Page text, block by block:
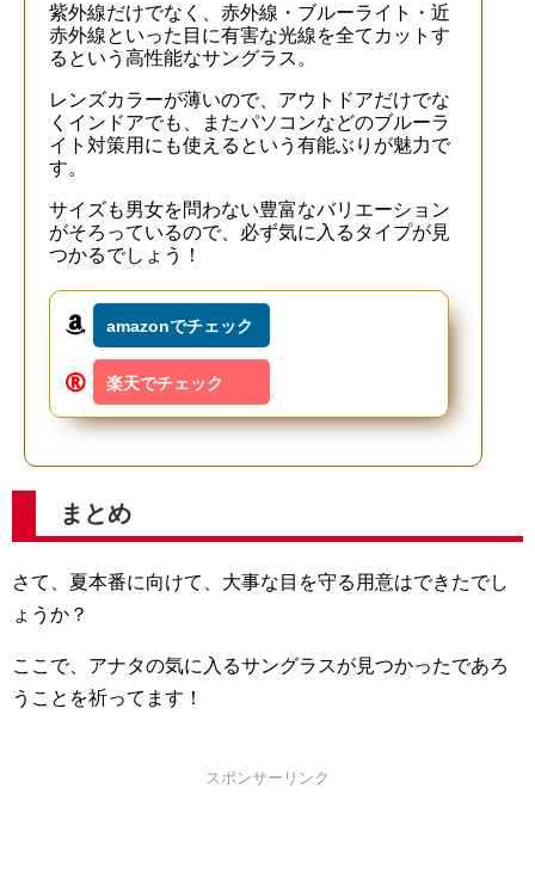
紫外線だけでなく、赤外線・ブルーライト・近
赤外線といった目に有害な光線を全てカットす
るという高性能なサングラス。
レンズカラーが薄いので、アウトドアだけでな
くインドアでも、またパソコンなどのブルーラ
イト対策用にも使えるという有能ぶりが魅力で
す。
サイズも男女を問わない豊富なバリエーション
がそろっているので、必ず気に入るタイプが見
つかるでしょう！
amazonでチェック
楽天でチェック
まとめ
さて、夏本番に向けて、大事な目を守る用意はできたでし
ょうか？
ここで、アナタの気に入るサングラスが見つかったであろ
うことを祈ってます！
スポンサーリンク